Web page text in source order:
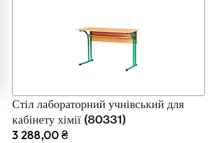
Меблі
Освіта
Телерадіо обладнання
Стіл лабораторний учнівський для
кабінету хімії (80331)
3 288,00 ₴